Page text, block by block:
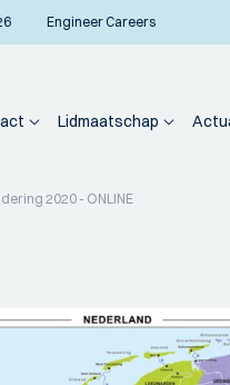
Engineer Careers
Lidmaatschap
2020 - ONLINE